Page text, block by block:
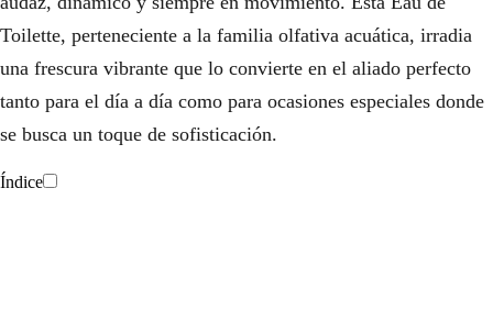
Toilette, perteneciente a la familia olfativa acuática, irradia
una frescura vibrante que lo convierte en el aliado perfecto
tanto para el día a día como para ocasiones especiales donde
se busca un toque de sofisticación.
Índice